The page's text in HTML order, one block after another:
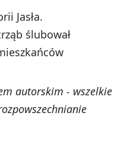
Jasła.
ślubował
autorskim - wszelkie